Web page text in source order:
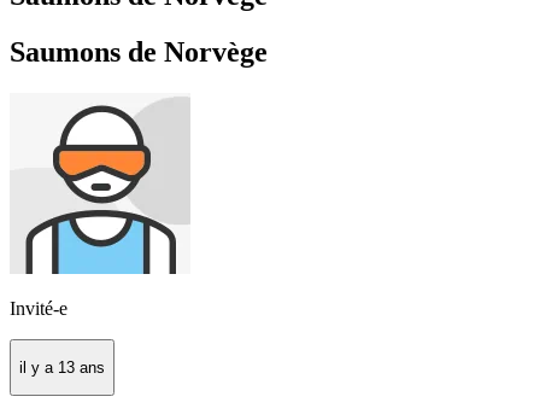
Saumons de Norvège
Invité-e
il y a 13 ans